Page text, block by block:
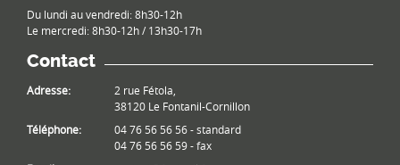
Du lundi au vendredi: 8h30-12h
Le mercredi: 8h30-12h / 13h30-17h
Contact
Adresse:
2 rue Fétola,
38120 Le Fontanil-Cornillon
Téléphone:
04 76 56 56 56 - standard
04 76 56 56 59 - fax